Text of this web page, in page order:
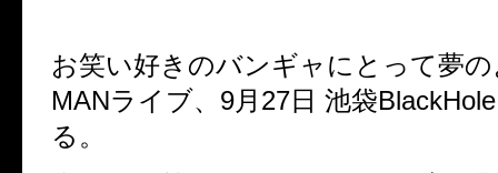
お笑い好きのバンギャにとって夢
MANライブ、9月27日 池袋
る。